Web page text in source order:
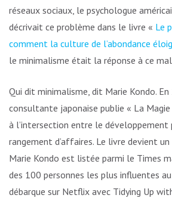
réseaux sociaux, le psychologue
décrivait ce problème dans le livre « Le
comment la culture de l’abondance
le minimalisme était la réponse à ce
Qui dit minimalisme, dit Marie Kondo.
consultante japonaise publie « La
à l’intersection entre le développement
rangement d’affaires. Le livre devient
Marie Kondo est listée parmi le Times
des 100 personnes les plus influentes
débarque sur Netflix avec Tidying Up